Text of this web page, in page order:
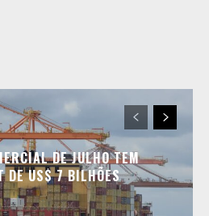
DE JULHO TEM
DE US$ 7 BILHÕES